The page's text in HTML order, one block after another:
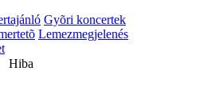
Gyõri koncertek
Lemezmegjelenés
Hiba